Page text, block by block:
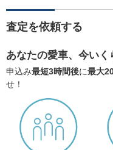
査定を依頼する
あなたの愛車、今いく
申込み最短3時間後に最大
せ！